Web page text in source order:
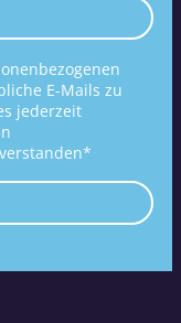
E-Mails zu
jederzeit